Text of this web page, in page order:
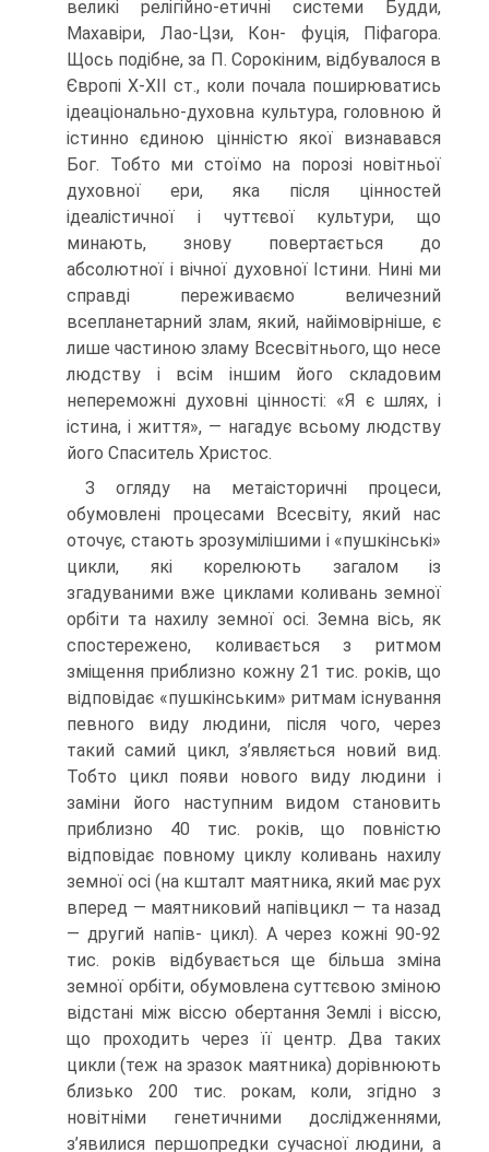
великі релігійно-етичні системи Будди,
Махавіри, Лао-Цзи, Кон- фуція, Піфагора.
Щось подібне, за П. Сорокіним, відбувалося в
Європі Х-ХІІ ст., коли почала поширюватись
ідеаціонально-духовна культура, головною й
істинно єдиною цінністю якої визнавався
Бог. Тобто ми стоїмо на порозі новітньої
духов­ної ери, яка після цінностей
ідеалістичної і чуттєвої культури, що
минають, знову повертається до
абсолютної і вічної духовної Істини. Нині ми
справді переживає­мо величезний
всепланетарний злам, який, найімовірніше, є
лише частиною зламу Всесвітнього, що несе
людству і всім іншим його складовим
непереможні духовні цінності: «Я є шлях, і
істина, і життя», — нагадує всьому людству
його Спаситель Христос.
З огляду на метаісторичні процеси,
обумовлені процесами Всесвіту, який нас
оточує, стають зрозумілішими і «пушкінські»
цикли, які корелюють загалом із
згадуваними вже циклами коливань земної
орбіти та нахилу земної осі. Земна вісь, як
спостережено, коливається з ритмом
зміщення приблизно кожну 21 тис. років, що
відповідає «пушкінським» ритмам існування
певного виду людини, піс­ля чого, через
такий самий цикл, з’являється новий вид.
Тобто цикл появи нового виду людини і
заміни його наступним видом становить
приблизно 40 тис. років, що повністю
відповідає повному циклу коливань нахилу
земної осі (на кшталт ма­ятника, який має рух
вперед — маятниковий напівцикл — та назад
— другий напів- цикл). А через кожні 90-92
тис. років відбувається ще більша зміна
земної орбі­ти, обумовлена суттєвою зміною
відстані між віссю обертання Землі і віссю,
що проходить через її центр. Два таких
цикли (теж на зразок маятника) дорівнюють
близько 200 тис. рокам, коли, згідно з
новітніми генетичними дослідженнями,
з’явилися першопредки сучасної людини, а